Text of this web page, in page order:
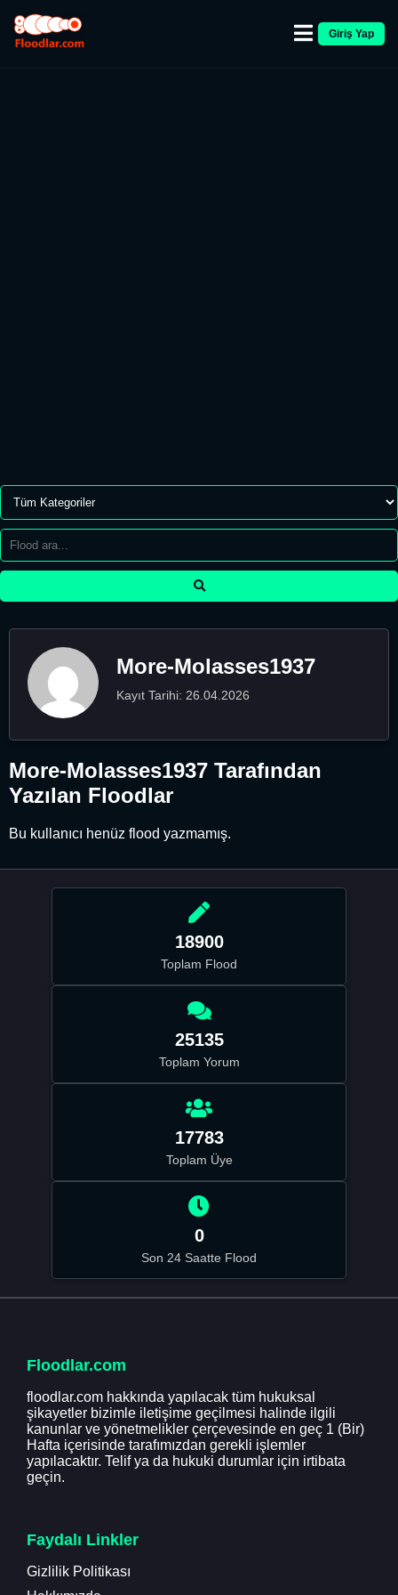
Giriş Yap
More-Molasses1937
Kayıt Tarihi: 26.04.2026
More-Molasses1937 Tarafından
Yazılan Floodlar
Bu kullanıcı henüz flood yazmamış.
18900
Toplam Flood
25135
Toplam Yorum
17783
Toplam Üye
0
Son 24 Saatte Flood
Floodlar.com
floodlar.com hakkında yapılacak tüm hukuksal
şikayetler bizimle iletişime geçilmesi halinde ilgili
kanunlar ve yönetmelikler çerçevesinde en geç 1 (Bir)
Hafta içerisinde tarafımızdan gerekli işlemler
yapılacaktır. Telif ya da hukuki durumlar için irtibata
geçin.
Faydalı Linkler
Gizlilik Politikası